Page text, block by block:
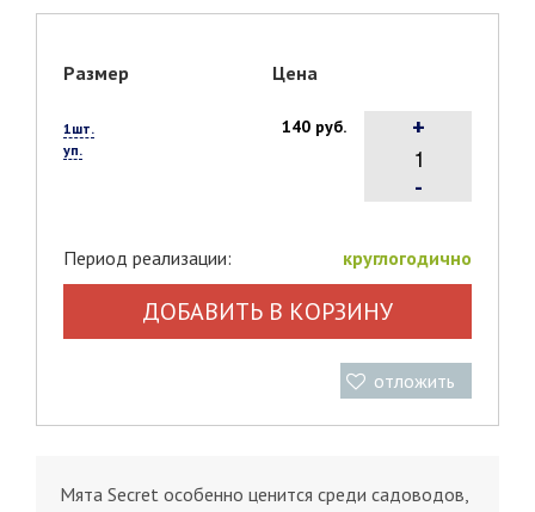
Размер Цена
1шт.
уп.
140 руб.
-
+
Период реализации: круглогодично
ДОБАВИТЬ В КОРЗИНУ
отложить
Мята Secret особенно ценится среди садоводов,